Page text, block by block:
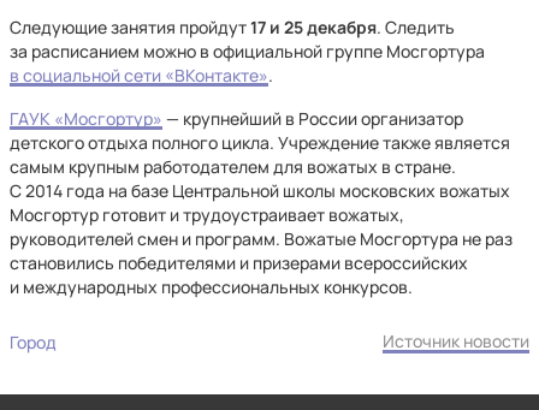
Следующие занятия пройдут17 и 25 декабря. Следить
за расписанием можно в официальной группе Мосгортура
в социальной сети «ВКонтакте».
ГАУК «Мосгортур» — крупнейший в России организатор
детского отдыха полного цикла. Учреждение также является
самым крупным работодателем для вожатых в стране.
С 2014 года на базе Центральной школы московских вожатых
Мосгортур готовит и трудоустраивает вожатых,
руководителей смен и программ. Вожатые Мосгортура не раз
становились победителями и призерами всероссийских
и международных профессиональных конкурсов.
Город Источник новости